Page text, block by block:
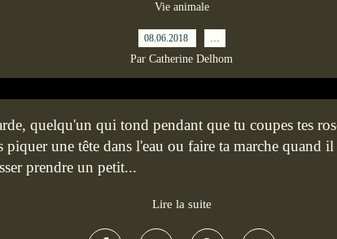
Vie animale
08.06.2018 …
Par Catherine Delhom
quelqu'un qui tond pendant que tu coupes tes
piquer une tête dans l'eau ou faire ta marche quand
prendre un petit...
Lire la suite